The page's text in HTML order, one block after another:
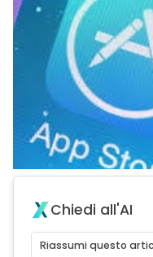
Chiedi all'AI
Riassumi questo